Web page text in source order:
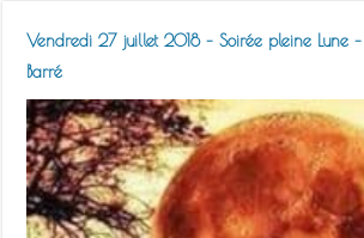
Vendredi 27 juillet 2018 – Soirée pleine Lune
Barré